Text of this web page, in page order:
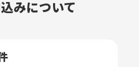
みについて